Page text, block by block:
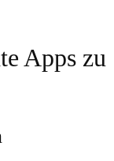
Apps zu